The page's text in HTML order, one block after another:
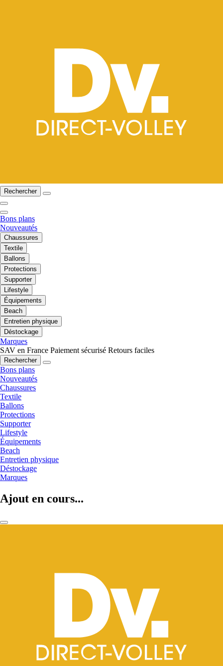
Rechercher
Bons plans
Nouveautés
Chaussures
Textile
Ballons
Protections
Supporter
Lifestyle
Équipements
Beach
Entretien physique
Déstockage
Marques
SAV en France Paiement sécurisé Retours faciles
Rechercher
Bons plans
Nouveautés
Chaussures
Textile
Ballons
Protections
Supporter
Lifestyle
Équipements
Beach
Entretien physique
Déstockage
Marques
Ajout en cours...